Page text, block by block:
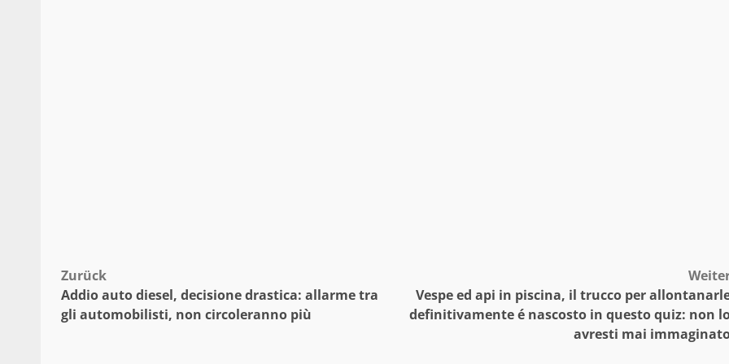
Beitragsnavigation
Zurück
Addio auto diesel, decisione drastica: allarme tra
gli automobilisti, non circoleranno più
Vespe ed api in piscina, il trucco per
definitivamente é nascosto in questo quiz: non
avresti mai